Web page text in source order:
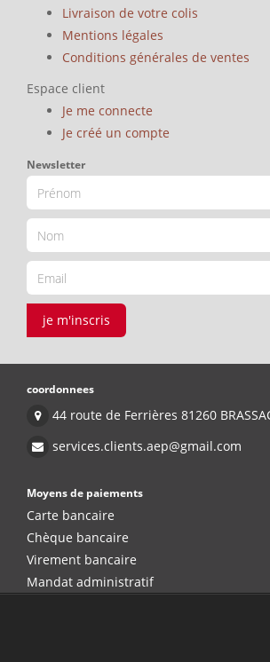
Livraison de votre colis
Mentions légales
Conditions générales de ventes
Espace client
Je me connecte
Je créé un compte
Newsletter
je m'inscris
coordonnees
44 route de Ferrières 81260
services.clients.aep@gmail.com
Moyens de paiements
Carte bancaire
Chèque bancaire
Virement bancaire
Mandat administratif